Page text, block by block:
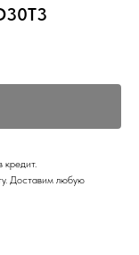
кредит.
Доставим любую